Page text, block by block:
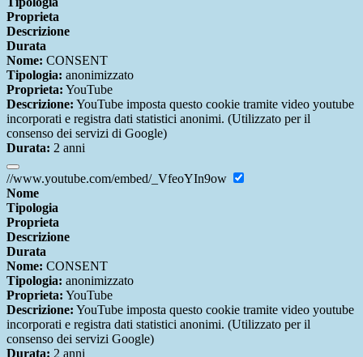
Proprieta
Descrizione
Durata
Nome: CONSENT
Tipologia: anonimizzato
Proprieta: YouTube
Descrizione: YouTube imposta questo cookie tramite video youtube
incorporati e registra dati statistici anonimi. (Utilizzato per il
consenso dei servizi di Google)
Durata: 2 anni
//www.youtube.com/embed/_VfeoYIn9ow
Nome
Tipologia
Proprieta
Descrizione
Durata
Nome: CONSENT
Tipologia: anonimizzato
Proprieta: YouTube
Descrizione: YouTube imposta questo cookie tramite video youtube
incorporati e registra dati statistici anonimi. (Utilizzato per il
consenso dei servizi Google)
Durata: 2 anni